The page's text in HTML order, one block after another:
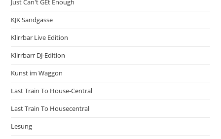
Just Can't GEt Enough
KJK Sandgasse
Klirrbar Live Edition
Klirrbarr DJ-Edition
Kunst im Waggon
Last Train To House-Central
Last Train To Housecentral
Lesung